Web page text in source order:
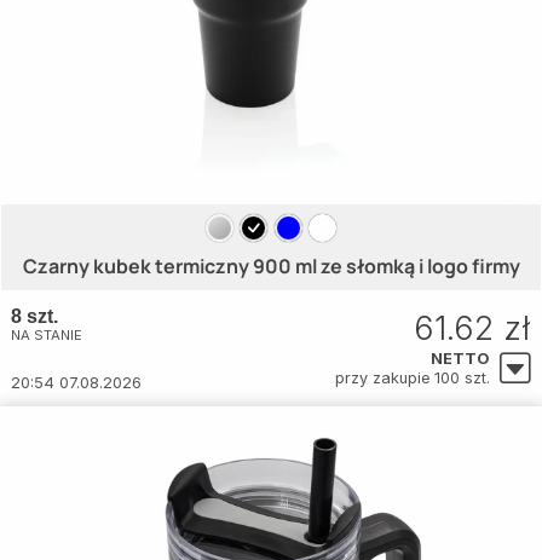
Czarny kubek termiczny 900 ml ze słomką i logo firmy
8 szt.
NA STANIE
20:54 07.08.2026
61.62 zł
NETTO
przy zakupie 100 szt.